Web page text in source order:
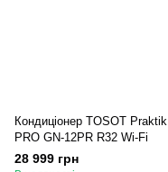
Кондиціонер TOSOT Praktik
PRO GN-12PR R32 Wi-Fi
28 999 грн